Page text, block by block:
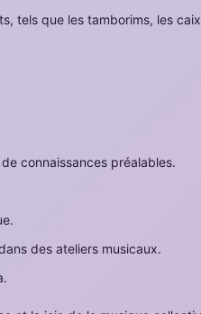
tels que les tamborims, les
connaissances préalables.
des ateliers musicaux.